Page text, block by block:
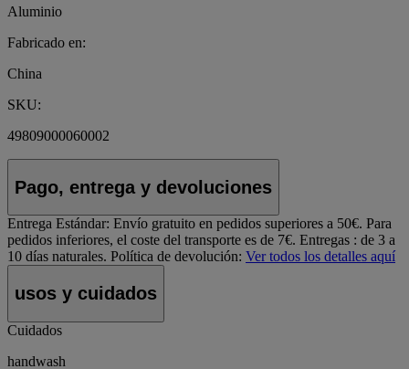
Aluminio
Fabricado en:
China
SKU:
49809000060002
Pago, entrega y devoluciones
Entrega Estándar: Envío gratuito en pedidos superiores a 50€. Para
pedidos inferiores, el coste del transporte es de 7€. Entregas : de 3 a
10 días naturales. Política de devolución: Ver todos los detalles aquí
usos y cuidados
Cuidados
handwash